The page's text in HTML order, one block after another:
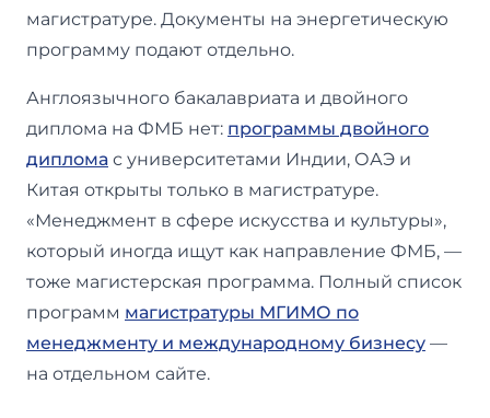
магистратуре. Документы на энергетическую
программу подают отдельно.
Англоязычного бакалавриата и двойного
диплома на ФМБ нет: программы двойного
диплома с университетами Индии, ОАЭ и
Китая открыты только в магистратуре.
«Менеджмент в сфере искусства и культуры»,
который иногда ищут как направление ФМБ, —
тоже магистерская программа. Полный список
программ магистратуры МГИМО по
менеджменту и международному бизнесу —
на отдельном сайте.